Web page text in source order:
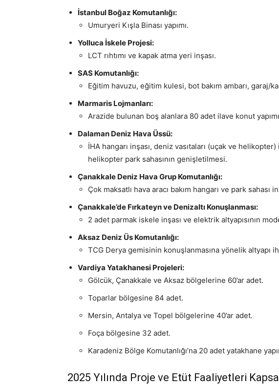
İstanbul Boğaz Komutanlığı:
Umuryeri Kışla Binası yapımı.
Yolluca İskele Projesi:
LCT rıhtımı ve kapak atma yeri inşası.
SAS Komutanlığı:
Eğitim havuzu, eğitim kulesi, bot bakım ambarı, garaj/
Marmaris Lojmanları:
Arazide bulunan boş alanlara 80 adet ilave konut
Dalaman Deniz Hava Üssü:
İHA hangarı inşası, deniz vasıtaları (uçak ve
helikopter park sahasının genişletilmesi.
Çanakkale Deniz Hava Grup Komutanlığı:
Çok maksatlı hava aracı bakım hangarı ve park sahası
Çanakkale’de Fırkateyn ve Denizaltı Konuşlanması:
2 adet parmak iskele inşası ve elektrik altyapısının
Aksaz Deniz Üs Komutanlığı:
TCG Derya gemisinin konuşlanmasına yönelik altyapı
Vardiya Yatakhanesi Projeleri:
Gölcük, Çanakkale ve Aksaz bölgelerine 60’ar adet.
Toparlar bölgesine 84 adet.
Mersin, Antalya ve Topel bölgelerine 40’ar adet.
Foça bölgesine 32 adet.
Karadeniz Bölge Komutanlığı’na 20 adet yatakhane
2025 Yılında Proje ve Etüt Faaliyetleri